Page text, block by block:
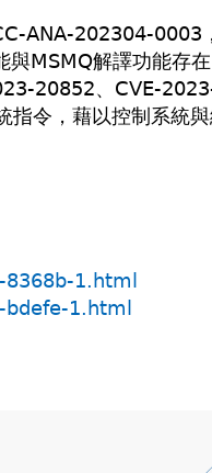
ANA-202304-0003
MSMQ解譯功能存在
20852、CVE-
令，藉以控制系統與
1.html
1.html